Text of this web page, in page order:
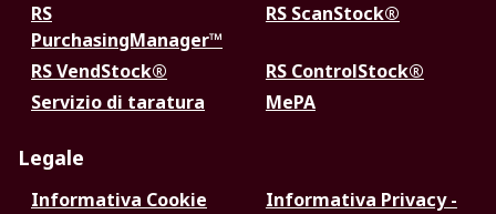
RS
PurchasingManager™
RS ScanStock®
RS VendStock®
RS ControlStock®
Servizio di taratura
MePA
Legale
Informativa Cookie
Informativa Privacy -